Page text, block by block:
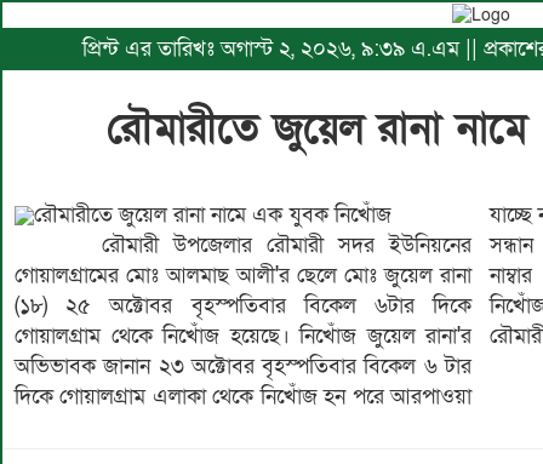
প্রিন্ট এর তারিখঃ অগাস্ট ২, ২০২৬, ৯:৩৯ এ.এম ||
রৌমারীতে জুয়েল রানা
রৌমারীতে জুয়েল রানা নামে এক যুবক নিখোঁজ
রৌমারী উপজেলার রৌমারী সদর ইউনিয়নের
গোয়ালগ্ৰামের মোঃ আলমাছ আলী'র ছেলে মোঃ জুয়েল রানা
(১৮) ২৫ অক্টোবর বৃহস্পতিবার বিকেল ৬টার দিকে
গোয়ালগ্ৰাম থেকে নিখোঁজ হয়েছে। নিখোঁজ জুয়েল রানা'র
অভিভাবক জানান ২৩ অক্টোবর বৃহস্পতিবার বিকেল ৬ টার
দিকে গোয়ালগ্ৰাম এলাকা থেকে নিখোঁজ হন পরে আরপাওয়া
যাচ্ছে না। বিভিন্ন জায়গায় খোঁজাখুঁজির পরেও জুয়েল রানা'র
সন্ধান পাওয়া যায়নি। যদি কারো নজরে পড়ে এই ফোন
নাম্বার এ ০১৯০৪৬৫৭৪১ যোগাযোগ করুন। এ বিষয়
নিখোঁজ জুয়েল রানা'র বাবা একটি সাধারণ ডায়েরী করেন